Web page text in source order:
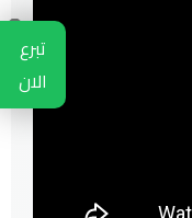
تبرع
الان